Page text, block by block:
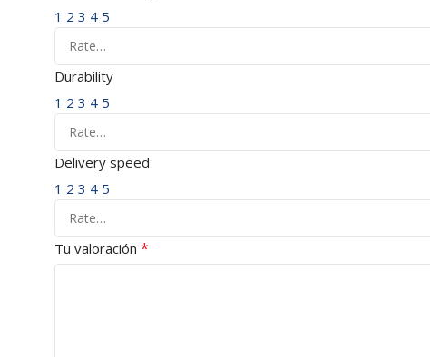
1 2 3 4 5
Durability
1 2 3 4 5
Delivery speed
1 2 3 4 5
Tu valoración *